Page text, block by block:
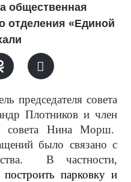
общественная
отделения «Единой
председателя совета
Плотников и член
совета Нина Морш.
было связано с
В частности,
построить парковку и